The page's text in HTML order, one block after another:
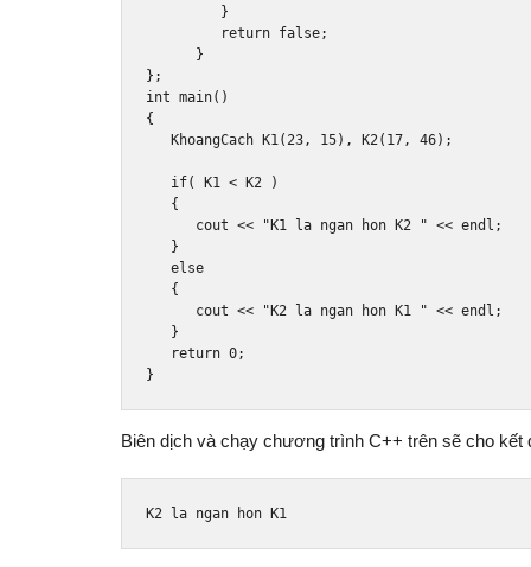
}
return false;
}
};
int main()
{
KhoangCach K1 ( 23 , 15), K2 ( 17 , 46);
if( K1 < K2
)
{
      cout
<< "K1 la ngan hon K2 " << endl ;
}
else
{
      cout
<< "K2 la ngan hon K1 " << endl ;
}
return 0;
}
Biên dịch và chạy chương trình C++ trên sẽ cho kết
K2 la ngan hon K1